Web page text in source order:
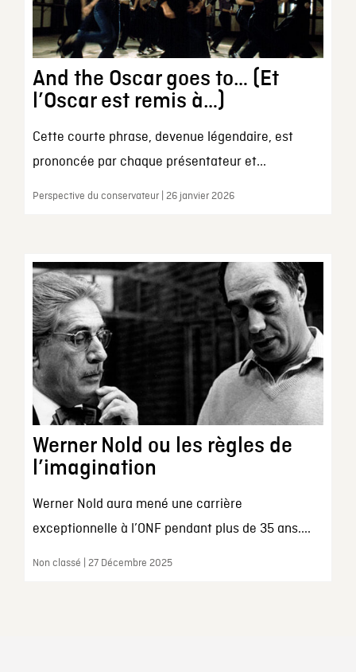
And the Oscar goes to… (Et
l’Oscar est remis à…)
Cette courte phrase, devenue légendaire, est
prononcée par chaque présentateur et...
Perspective du conservateur | 26 janvier 2026
Werner Nold ou les règles de
l’imagination
Werner Nold aura mené une carrière
exceptionnelle à l’ONF pendant plus de 35 ans....
Non classé | 27 Décembre 2025